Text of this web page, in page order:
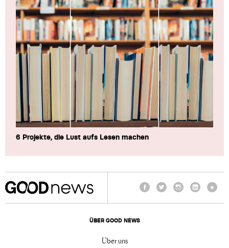
6 Projekte, die Lust aufs Lesen machen
ÜBER GOOD NEWS
Über uns